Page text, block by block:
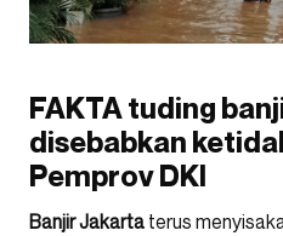
FAKTA tuding
disebabkan
Pemprov DKI
Banjir Jakarta terus